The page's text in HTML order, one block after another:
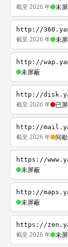
截至 2026 年 未
http://
截至 2026 年 未
http://
未屏蔽
http://
截至 2026 年 已
http://
截至 2026 年 间
https://
未屏蔽
http://
未屏蔽
https://
截至 2026 年 未